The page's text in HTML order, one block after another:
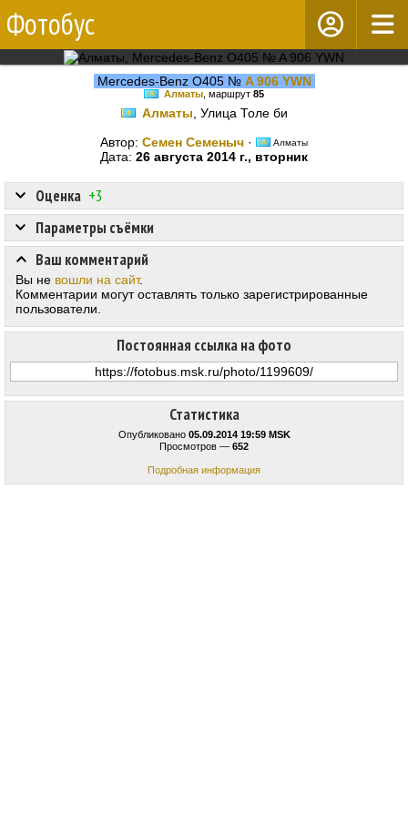
Фотобус
Mercedes-Benz O405 № A 906 YWN
Алматы , маршрут 85
Алматы , Улица Толе би
Автор: Семен Семеныч · Алматы
Дата: 26 августа 2014 г., вторник
Статистика
Опубликовано 05.09.2014 19:59 MSK
Просмотров — 652
Подробная информация
Оценка +3
Постоянная ссылка на фото
Параметры съёмки
Ваш комментарий
Вы не вошли на сайт.
Комментарии могут оставлять только зарегистрированные
пользователи.